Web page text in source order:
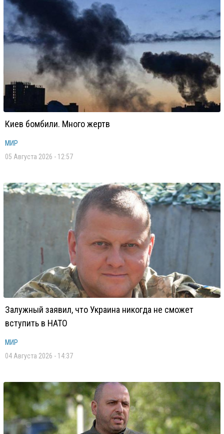
Киев бомбили. Много жертв
МИР
05 Августа 2026 - 12:57
Залужный заявил, что Украина никогда не сможет
вступить в НАТО
МИР
04 Августа 2026 - 14:37